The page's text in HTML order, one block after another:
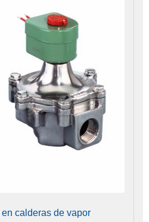
calderas de vapor